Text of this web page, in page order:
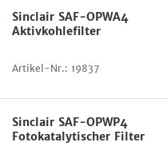
Sinclair SAF-OPWA4
Aktivkohlefilter
Artikel-Nr.: 19837
Sinclair SAF-OPWP4
Fotokatalytischer Filter